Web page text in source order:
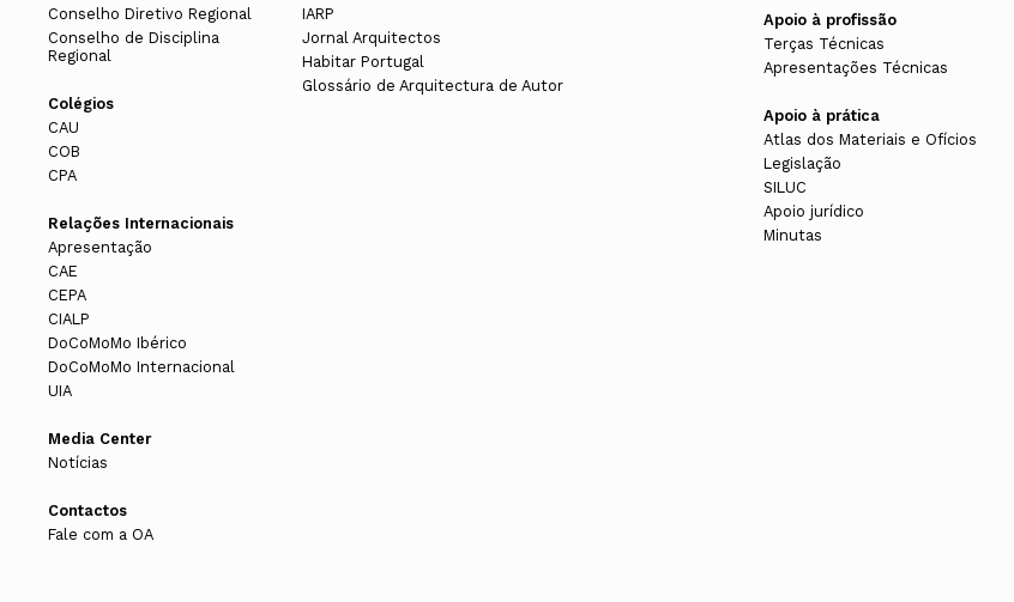
Conselho Diretivo Regional
Conselho de Disciplina
Regional
Colégios
CAU
COB
CPA
Relações Internacionais
Apresentação
CAE
CEPA
CIALP
DoCoMoMo Ibérico
DoCoMoMo Internacional
UIA
Media Center
Notícias
Contactos
Fale com a OA
IARP
Jornal Arquitectos
Habitar Portugal
Glossário de Arquitectura de Autor
Apoio à profissão
Terças Técnicas
Apresentações Técnicas
Apoio à prática
Atlas dos Materiais e Ofícios
Legislação
SILUC
Apoio jurídico
Minutas